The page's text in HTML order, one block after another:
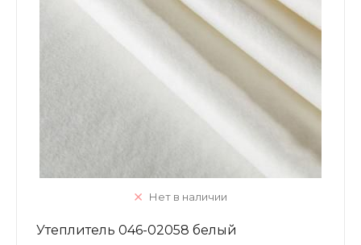
Нет в наличии
Утеплитель 046-02058 белый